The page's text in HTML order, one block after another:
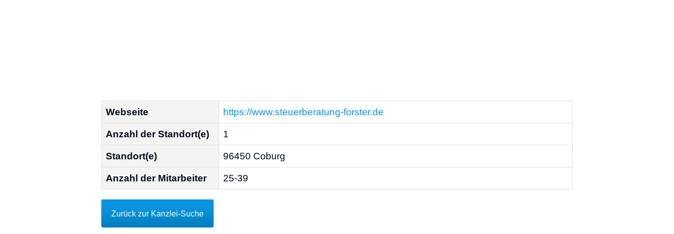
Webseite
https://www.steuerberatung-forster.de
Anzahl der Standort(e)
1
Standort(e)
96450 Coburg
Anzahl der Mitarbeiter
25-39
Zurück zur Kanzlei-Suche